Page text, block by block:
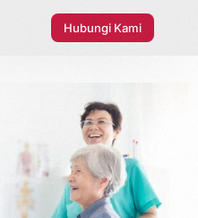
Hubungi Kami